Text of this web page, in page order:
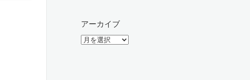
アーカイブ
ア